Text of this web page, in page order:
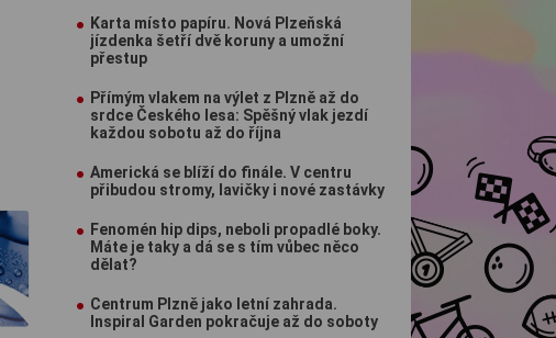
Karta místo papíru. Nová Plzeňská
jízdenka šetří dvě koruny a umožní
přestup
Přímým vlakem na výlet z Plzně až do
srdce Českého lesa: Spěšný vlak jezdí
každou sobotu až do října
Americká se blíží do finále. V centru
přibudou stromy, lavičky i nové zastávky
Fenomén hip dips, neboli propadlé boky.
Máte je taky a dá se s tím vůbec něco
dělat?
Centrum Plzně jako letní zahrada.
Inspiral Garden pokračuje až do soboty